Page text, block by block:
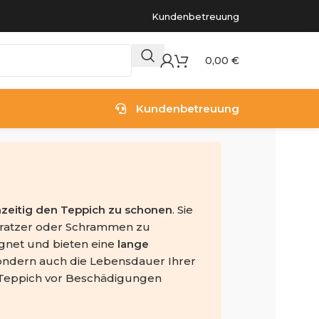
Kundenbetreuung
0,00 €
Kundenbetreuung
den Teppich zu schonen. Sie
oder Schrammen zu
und bieten eine lange
auch die Lebensdauer Ihrer
vor Beschädigungen